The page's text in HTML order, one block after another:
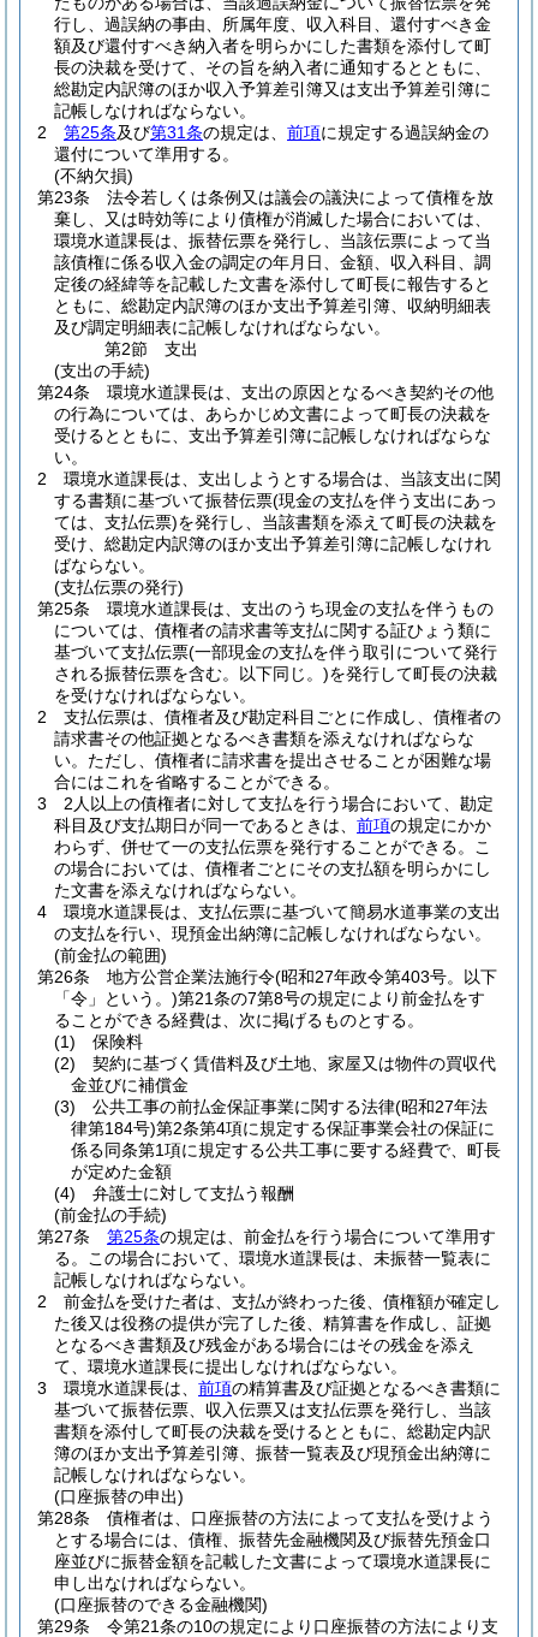
行し、過誤納の事由、所属年度、収入科目、還付すべき金
額及び還付すべき納入者を明らかにした書類を添付して町
長の決裁を受けて、その旨を納入者に通知するとともに、
総勘定内訳簿のほか収入予算差引簿又は支出予算差引簿に
記帳しなければならない。
2
第25条及び第31条の規定は、 前項に規定する過誤納金の
還付について準用する。
(不納欠損)
第23条
法令若しくは条例又は議会の議決によって債権を放
棄し、又は時効等により債権が消滅した場合においては、
環境水道課長は、振替伝票を発行し、当該伝票によって当
該債権に係る収入金の調定の年月日、金額、収入科目、調
定後の経緯等を記載した文書を添付して町長に報告すると
ともに、総勘定内訳簿のほか支出予算差引簿、収納明細表
及び調定明細表に記帳しなければならない。
第2節
支出
(支出の手続)
第24条
環境水道課長は、支出の原因となるべき契約その他
の行為については、あらかじめ文書によって町長の決裁を
受けるとともに、支出予算差引簿に記帳しなければならな
い。
2
環境水道課長は、支出しようとする場合は、当該支出に関
する書類に基づいて振替伝票(現金の支払を伴う支出にあっ
ては、支払伝票)を発行し、当該書類を添えて町長の決裁を
受け、総勘定内訳簿のほか支出予算差引簿に記帳しなけれ
ばならない。
(支払伝票の発行)
第25条
環境水道課長は、支出のうち現金の支払を伴うもの
については、債権者の請求書等支払に関する証ひょう類に
基づいて支払伝票(一部現金の支払を伴う取引について発行
される振替伝票を含む。以下同じ。)を発行して町長の決裁
を受けなければならない。
2
支払伝票は、債権者及び勘定科目ごとに作成し、債権者の
請求書その他証拠となるべき書類を添えなければならな
い。 ただし、債権者に請求書を提出させることが困難な場
合にはこれを省略することができる。
3
2人以上の債権者に対して支払を行う場合において、勘定
科目及び支払期日が同一であるときは、 前項の規定にかか
わらず、併せて一の支払伝票を発行することができる。
こ
の場合においては、債権者ごとにその支払額を明らかにし
た文書を添えなければならない。
4
環境水道課長は、支払伝票に基づいて簡易水道事業の支出
の支払を行い、現預金出納簿に記帳しなければならない。
(前金払の範囲)
第26条
地方公営企業法施行令(昭和27年政令第403号。以下
「令」という。)第21条の7第8号の規定により前金払をす
ることができる経費は、次に掲げるものとする。
(1)
保険料
(2)
契約に基づく賃借料及び土地、家屋又は物件の買収代
金並びに補償金
(3)
公共工事の前払金保証事業に関する法律(昭和27年法
律第184号)第2条第4項に規定する保証事業会社の保証に
係る同条第1項に規定する公共工事に要する経費で、町長
が定めた金額
(4)
弁護士に対して支払う報酬
(前金払の手続)
第27条
第25条の規定は、前金払を行う場合について準用す
る。
この場合において、環境水道課長は、未振替一覧表に
記帳しなければならない。
2
前金払を受けた者は、支払が終わった後、債権額が確定し
た後又は役務の提供が完了した後、精算書を作成し、証拠
となるべき書類及び残金がある場合にはその残金を添え
て、環境水道課長に提出しなければならない。
3
環境水道課長は、 前項の精算書及び証拠となるべき書類に
基づいて振替伝票、収入伝票又は支払伝票を発行し、当該
書類を添付して町長の決裁を受けるとともに、総勘定内訳
簿のほか支出予算差引簿、振替一覧表及び現預金出納簿に
記帳しなければならない。
(口座振替の申出)
第28条
債権者は、口座振替の方法によって支払を受けよう
とする場合には、債権、振替先金融機関及び振替先預金口
座並びに振替金額を記載した文書によって環境水道課長に
申し出なければならない。
(口座振替のできる金融機関)
第29条
令第21条の10の規定により口座振替の方法により支